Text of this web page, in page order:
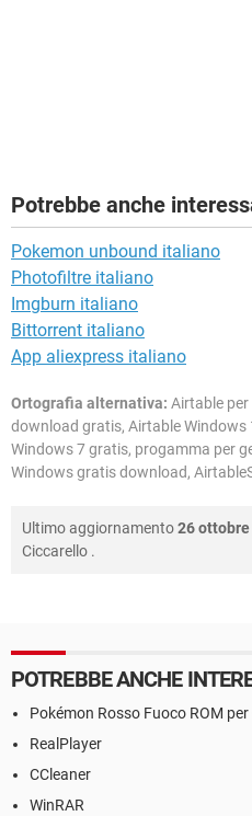
Potrebbe anche
Pokemon unbound italiano
Photofiltre italiano
Imgburn italiano
Bittorrent italiano
App aliexpress italiano
Ortografia alternativa: Airtable
download gratis, Airtable
Windows 7 gratis, progamma per
Windows gratis download,
Ultimo aggiornamento26
Ciccarello .
POTREBBE ANCHE
Pokémon Rosso Fuoco ROM per
RealPlayer
CCleaner
WinRAR